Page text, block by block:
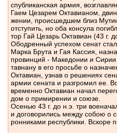
спубликанская армия,
Гаем Цезарем Октавианом,
жении, происшедшем близ
отступить, но оба консула
тор Гай Цезарь Октавиан (43 г.
Ободренный успехом сенат
Марка Брута и Гая Кассия,
провинций - Македонии и
тавнану в его просьбе о
Октавиан, узнав о решениях
армии сената и разгромил ее.
временно Октавиан начал
дом о примирении и союзе.
Осенью 43 г. до н.э. три
и договорились между собою о
ронниками республики. Вскоре